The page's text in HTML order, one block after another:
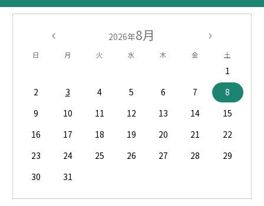
2026年8月
日 月 火 水 木 金 土
1
2
3 4 5 6 7
8
9
10 11 12 13 14
15
16
17 18 19 20 21
22
23
24 25 26 27 28
29
30
31